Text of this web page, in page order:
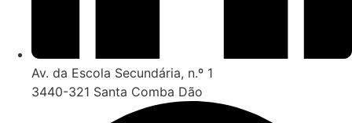
Av. da Escola Secundária, n.º 1
3440-321 Santa Comba Dão